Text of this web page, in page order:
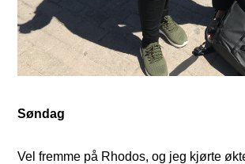
Søndag
Vel fremme på Rhodos, og jeg kjørte